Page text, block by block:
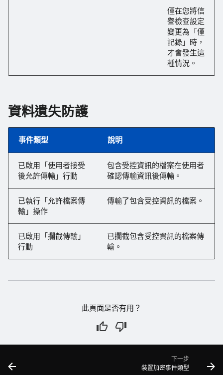
僅在您將信
譽檢查設定
變更為「僅
記錄」時，
才會發生這
種情況。
資料遺失防護
事件類型 說明
已啟用「使用者接受
後允許傳輸」行動
包含受控資訊的檔案在使用者
確認傳輸資訊後傳輸。
已執行「允許檔案傳
輸」操作
傳輸了包含受控資訊的檔案。
已啟用「攔截傳輸」
行動
已攔截包含受控資訊的檔案傳
輸。
此頁面是否有用？
下一步
裝置加密事件類型